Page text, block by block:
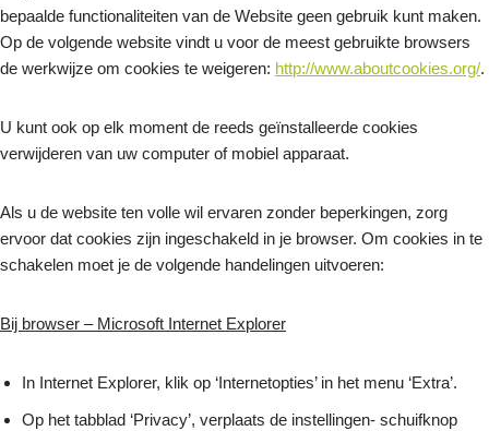
bepaalde functionaliteiten van de Website geen gebruik kunt maken.
Op de volgende website vindt u voor de meest gebruikte browsers
de werkwijze om cookies te weigeren: http://www.aboutcookies.org/.
U kunt ook op elk moment de reeds geïnstalleerde cookies
verwijderen van uw computer of mobiel apparaat.
Als u de website ten volle wil ervaren zonder beperkingen, zorg
ervoor dat cookies zijn ingeschakeld in je browser. Om cookies in te
schakelen moet je de volgende handelingen uitvoeren:
Bij browser – Microsoft Internet Explorer
In Internet Explorer, klik op ‘Internetopties’ in het menu ‘Extra’.
Op het tabblad ‘Privacy’, verplaats de instellingen- schuifknop